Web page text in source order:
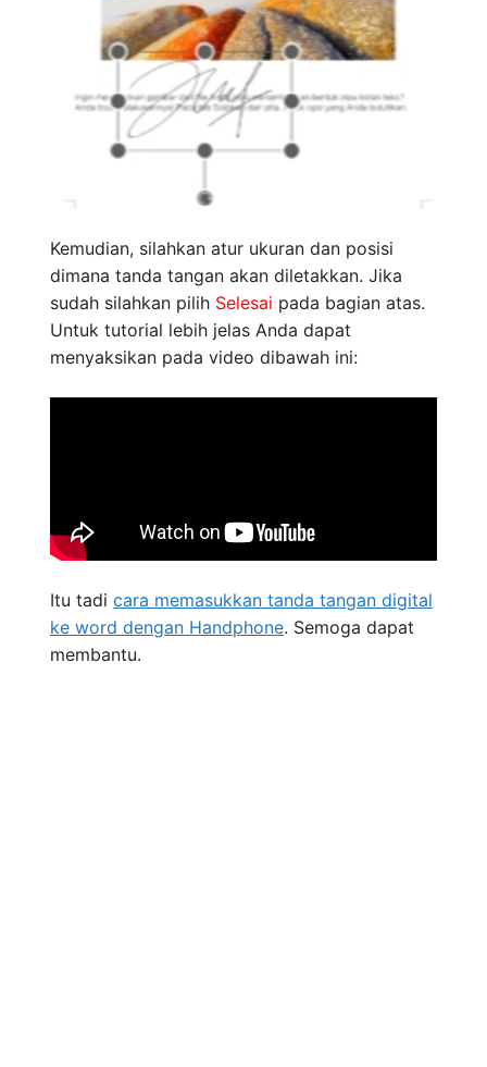
Kemudian, silahkan atur ukuran dan posisi
dimana tanda tangan akan diletakkan. Jika
sudah silahkan pilih Selesai pada bagian atas.
Untuk tutorial lebih jelas Anda dapat
menyaksikan pada video dibawah ini:
Itu tadi cara memasukkan tanda tangan digital
ke word dengan Handphone. Semoga dapat
membantu.